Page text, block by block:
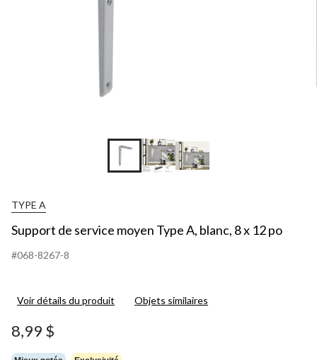
TYPE A
Support de service moyen Type A, blanc, 8 x 12 po
#068-8267-8
Voir détails du produit Objets similaires
8,99 $